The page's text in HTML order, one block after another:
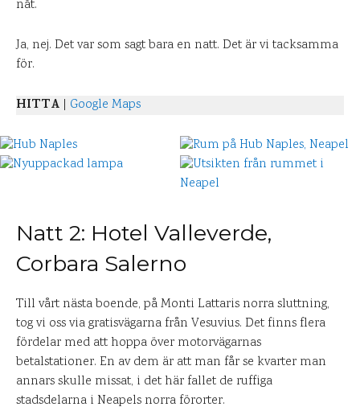
nåt.
Ja, nej. Det var som sagt bara en natt. Det är vi tacksamma
för.
HITTA | Google Maps
Natt 2: Hotel Valleverde,
Corbara Salerno
Till vårt nästa boende, på Monti Lattaris norra sluttning,
tog vi oss via gratisvägarna från Vesuvius. Det finns flera
fördelar med att hoppa över motorvägarnas
betalstationer. En av dem är att man får se kvarter man
annars skulle missat, i det här fallet de ruffiga
stadsdelarna i Neapels norra förorter.